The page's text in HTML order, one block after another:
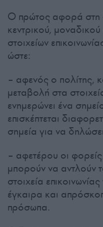
Ο πρώτος αφορά στη
κεντρικού,
στοιχείων
ώστε:
– αφενός ο πολίτης,
μεταβολή στα
ενημερώνει ένα
επισκέπτεται
σημεία για να
– αφετέρου οι
μπορούν να αντλούν
στοιχεία
έγκαιρα και
πρόσωπα.